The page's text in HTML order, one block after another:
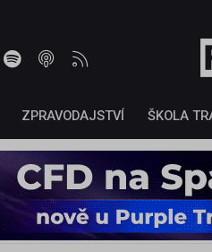
ZPRAVODAJSTVÍ ŠKOLA